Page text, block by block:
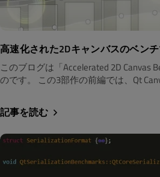
高速化された2Dキャンバスのベン
このブログは「Accelerated 2D Canvas
のです。 この3部作の前編では、Qt
記事を読む